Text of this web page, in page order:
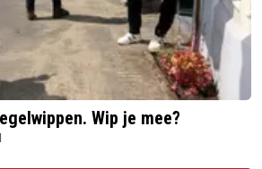
Wip je mee?